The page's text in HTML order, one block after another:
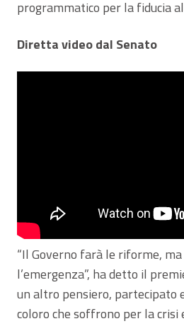
programmatico per la fiducia
Diretta video dal Senato
“Il Governo farà le riforme,
l’emergenza”, ha detto il
un altro pensiero, partecipato
coloro che soffrono per la crisi